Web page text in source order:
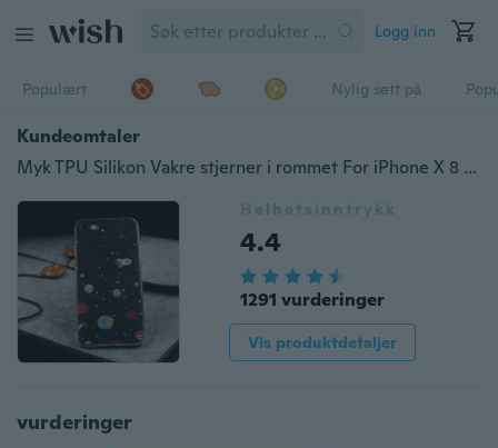
Logg inn
Populært Nylig sett på
Kundeomtaler
Myk TPU Silikon Vakre stjerner i rommet For iPhone X 8 4 4S 5 5S SE 5C 6 6S 7 Plus Deksel til Samsung Galaxy S3 S4 S5 S6 S7 Edge S9 Plus A3 A5 J3 J5 J7 2015 2016 2017 Note 3 4 7 8 Core Prime Grand Prime Tilbake Coque Fundas
Helhetsinntrykk
4.4
1291 vurderinger
Vis produktdetaljer
vurderinger